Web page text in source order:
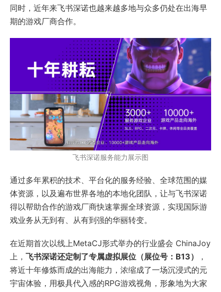
同时，近年来飞书深诺也越来越多地与众多仍处在出海早
期的游戏厂商合作。
飞书深诺服务能力展示图
通过多年累积的技术、平台化的服务经验、全球范围的媒
体资源，以及遍布世界各地的本地化团队，让与飞书深诺
得以帮助合作的游戏厂商快速掌握全球资源，实现国际游
戏业务从无到有、从有到强的华丽转变。
在近期首次以线上MetaCJ形式举办的行业盛会 ChinaJoy
上， 飞书深诺还定制了专属虚拟展位（展位号：B13）
，
将近十年修炼而成的出海能力，浓缩成了一场沉浸式的元
宇宙体验，用极具代入感的RPG游戏视角，形象地为大家